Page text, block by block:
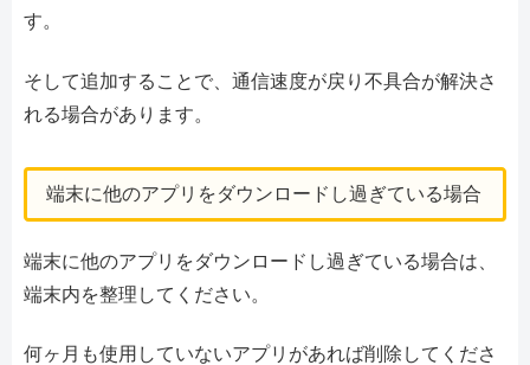
す。
そして追加することで、通信速度が戻り不具合が解決さ
れる場合があります。
端末に他のアプリをダウンロードし過ぎている場合
端末に他のアプリをダウンロードし過ぎている場合は、
端末内を整理してください。
何ヶ月も使用していないアプリがあれば削除してくださ